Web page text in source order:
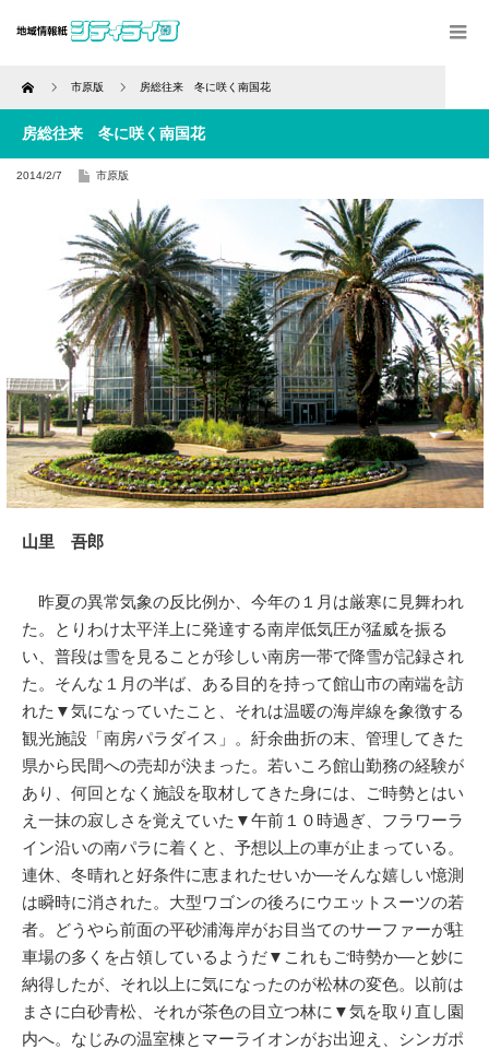
Home 市原版 房総往来 冬に咲く南国花
房総往来 冬に咲く南国花
2014/2/7 市原版
山里 吾郎
昨夏の異常気象の反比例か、今年の１月は厳寒に見舞われ
た。とりわけ太平洋上に発達する南岸低気圧が猛威を振る
い、普段は雪を見ることが珍しい南房一帯で降雪が記録され
た。そんな１月の半ば、ある目的を持って館山市の南端を訪
れた▼気になっていたこと、それは温暖の海岸線を象徴する
観光施設「南房パラダイス」。紆余曲折の末、管理してきた
県から民間への売却が決まった。若いころ館山勤務の経験が
あり、何回となく施設を取材してきた身には、ご時勢とはい
え一抹の寂しさを覚えていた▼午前１０時過ぎ、フラワーラ
イン沿いの南パラに着くと、予想以上の車が止まっている。
連休、冬晴れと好条件に恵まれたせいか―そんな嬉しい憶測
は瞬時に消された。大型ワゴンの後ろにウエットスーツの若
者。どうやら前面の平砂浦海岸がお目当てのサーファーが駐
車場の多くを占領しているようだ▼これもご時勢か―と妙に
納得したが、それ以上に気になったのが松林の変色。以前は
まさに白砂青松、それが茶色の目立つ林に▼気を取り直し園
内へ。なじみの温室棟とマーライオンがお出迎え、シンガポ